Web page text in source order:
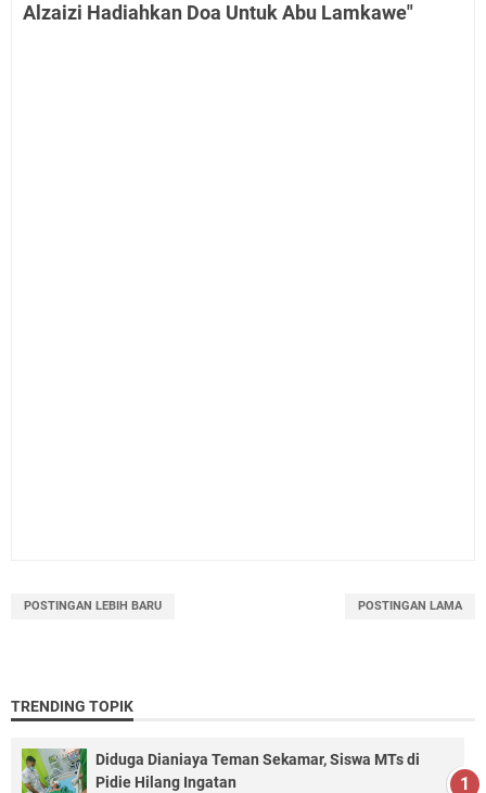
Alzaizi Hadiahkan Doa Untuk Abu Lamkawe"
POSTINGAN LEBIH BARU POSTINGAN LAMA
TRENDING TOPIK
Diduga Dianiaya Teman Sekamar, Siswa MTs di
Pidie Hilang Ingatan